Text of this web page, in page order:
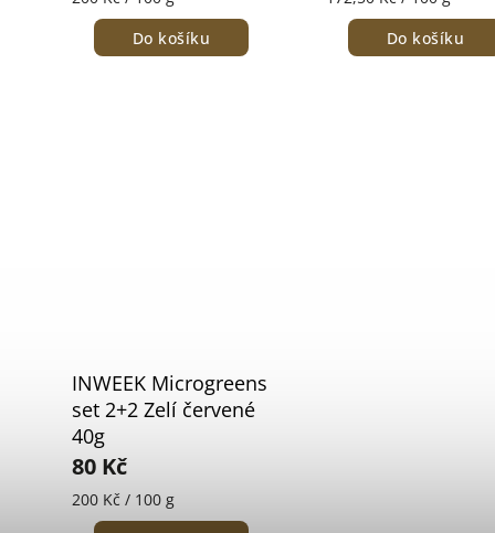
Do košíku
Do košíku
INWEEK Microgreens
set 2+2 Zelí červené
40g
80 Kč
200 Kč / 100 g